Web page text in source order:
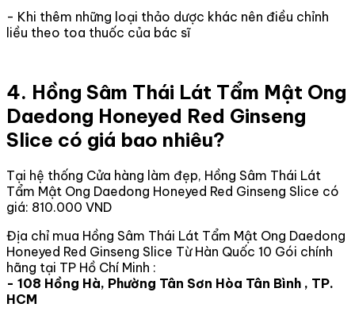
- Khi thêm những loại thảo dược khác nên điều chỉnh
liều theo toa thuốc của bác sĩ
4. Hồng Sâm Thái Lát Tẩm Mật Ong
Daedong Honeyed Red Ginseng
Slice có giá bao nhiêu?
Tại hệ thống Cửa hàng làm đẹp, Hồng Sâm Thái Lát
Tẩm Mật Ong Daedong Honeyed Red Ginseng Slice có
giá: 810.000 VND
Địa chỉ mua Hồng Sâm Thái Lát Tẩm Mật Ong Daedong
Honeyed Red Ginseng Slice Từ Hàn Quốc 10 Gói chính
hãng tại TP Hồ Chí Minh :
- 108 Hồng Hà, Phường Tân Sơn Hòa Tân Bình , TP.
HCM